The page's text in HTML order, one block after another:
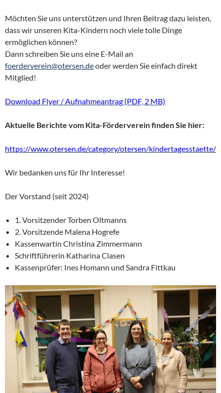
Möchten Sie uns unterstützen und Ihren Beitrag dazu leisten,
dass wir unseren Kita-Kindern noch viele tolle Dinge
ermöglichen können?
Dann schreiben Sie uns eine E-Mail an
foerderverein@otersen.deoder werden Sie einfach direkt
Mitglied!
Download Flyer / Aufnahmeantrag (PDF, 2 MB)
Aktuelle Berichte vom Kita-Förderverein finden Sie hier:
https://www.otersen.de/category/otersen/kindertagesstaette/
Wir bedanken uns für Ihr Interesse!
Der Vorstand (seit 2024)
1. Vorsitzender Torben Oltmanns
2. Vorsitzende Malena Hogrefe
Kassenwartin Christina Zimmermann
Schriftführerin Katharina Clasen
Kassenprüfer: Ines Homann und Sandra Fittkau